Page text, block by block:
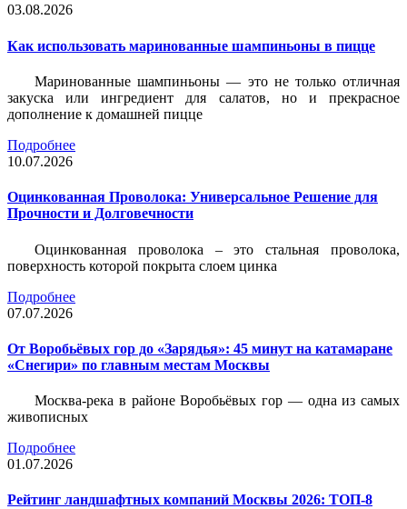
03.08.2026
Как использовать маринованные шампиньоны в пицце
Маринованные шампиньоны — это не только отличная
закуска или ингредиент для салатов, но и прекрасное
дополнение к домашней пицце
Подробнее
10.07.2026
Оцинкованная Проволока: Универсальное Решение для
Прочности и Долговечности
Оцинкованная проволока – это стальная проволока,
поверхность которой покрыта слоем цинка
Подробнее
07.07.2026
От Воробьёвых гор до «Зарядья»: 45 минут на катамаране
«Снегири» по главным местам Москвы
Москва-река в районе Воробьёвых гор — одна из самых
живописных
Подробнее
01.07.2026
Рейтинг ландшафтных компаний Москвы 2026: ТОП-8